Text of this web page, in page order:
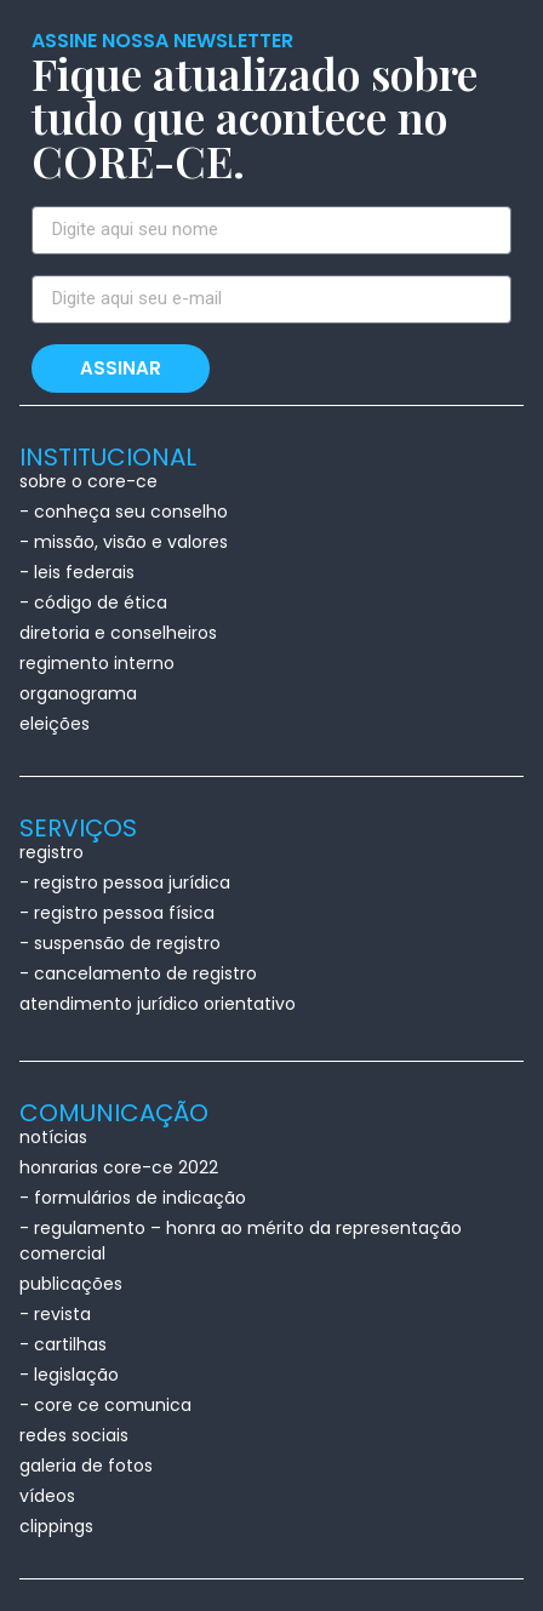
ASSINE NOSSA NEWSLETTER
Fique atualizado sobre
tudo que acontece no
CORE-CE.
ASSINAR
INSTITUCIONAL
sobre o core-ce
- conheça seu conselho
- missão, visão e valores
- leis federais
- código de ética
diretoria e conselheiros
regimento interno
organograma
eleições
SERVIÇOS
registro
- registro pessoa jurídica
- registro pessoa física
- suspensão de registro
- cancelamento de registro
atendimento jurídico orientativo
COMUNICAÇÃO
notícias
honrarias core-ce 2022
- formulários de indicação
- regulamento – honra ao mérito da representação
comercial
publicações
- revista
- cartilhas
- legislação
- core ce comunica
redes sociais
galeria de fotos
vídeos
clippings